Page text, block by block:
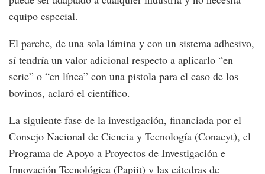
equipo especial.
El parche, de una sola lámina y con un sistema adhesivo,
sí tendría un valor adicional respecto a aplicarlo “en
serie” o “en línea” con una pistola para el caso de los
bovinos, aclaró el científico.
La siguiente fase de la investigación, financiada por el
Consejo Nacional de Ciencia y Tecnología (Conacyt), el
Programa de Apoyo a Proyectos de Investigación e
Innovación Tecnológica (Papiit) y las cátedras de